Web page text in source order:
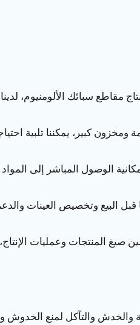
مقاطع سبائك الألومنيوم،
كبير، يمكننا تلبية
الوصول المباشر إلى المواد
البيع وتخصيص العينات والدعم
صيغ المنتجات وعمليات
والتآكل لمنع الخدوش